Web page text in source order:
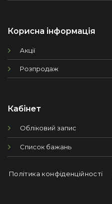
Корисна інформація
Акції
Розпродаж
Кабінет
Обліковий запис
Список бажань
Політика конфіденційності